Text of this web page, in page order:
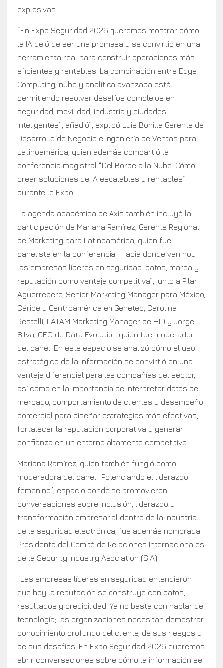
explosivas.
“En Expo Seguridad 2026 queremos mostrar cómo
la IA dejó de ser una promesa y se convirtió en una
herramienta real para construir operaciones más
eficientes y rentables. La combinación entre Edge
Computing, nube y analítica avanzada está
permitiendo resolver desafíos complejos en
seguridad, movilidad, industria y ciudades
inteligentes”, añadió”, explicó Luis Bonilla Gerente de
Desarrollo de Negocio e Ingeniería de Ventas para
Latinoamérica; quien además compartió la
conferencia magistral “Del Borde a la Nube: Cómo
crear soluciones de IA escalables y rentables”
durante le Expo.
La agenda académica de Axis también incluyó la
participación de Mariana Ramírez, Gerente Regional
de Marketing para Latinoamérica, quien fue
panelista en la conferencia “Hacia donde van hoy
las empresas líderes en seguridad: datos, marca y
reputación como ventaja competitiva”, junto a Pilar
Aguerrebere, Senior Marketing Manager para México,
Cáribe y Centroamérica en Genetec; Carolina
Restelli, LATAM Marketing Manager de HID y Jorge
Silva, CEO de Data Evolution quien fue moderador
del panel. En este espacio se analizó cómo el uso
estratégico de la información se convirtió en una
ventaja diferencial para las compañías del sector,
así como en la importancia de interpretar datos del
mercado, comportamiento de clientes y desempeño
comercial para diseñar estrategias más efectivas,
fortalecer la reputación corporativa y generar
confianza en un entorno altamente competitivo.
Mariana Ramírez, quien también fungió como
moderadora del panel “Potenciando el liderazgo
femenino”, espacio donde se promovieron
conversaciones sobre inclusión, liderazgo y
transformación empresarial dentro de la industria
de la seguridad electrónica, fue además nombrada
Presidenta del Comité de Relaciones Internacionales
de la Security Industry Asociation (SIA).
“Las empresas líderes en seguridad entendieron
que hoy la reputación se construye con datos,
resultados y credibilidad. Ya no basta con hablar de
tecnología; las organizaciones necesitan demostrar
conocimiento profundo del cliente, de sus riesgos y
de sus desafíos. En Expo Seguridad 2026 queremos
abrir conversaciones sobre cómo la información se